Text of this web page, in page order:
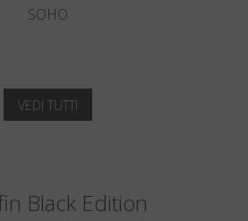
SOHO
VEDI TUTTI
Black Edition